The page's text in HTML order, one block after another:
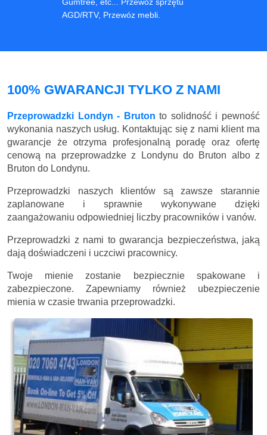
AGD/RTV, Przewóz mebli.
100% GWARANCJI TYLKO Z NAMI
Przeprowadzki Londyn - Bruton to solidność i pewność
wykonania naszych usług. Kontaktując się z nami klient ma
gwarancje że otrzyma profesjonalną poradę oraz ofertę
cenową na przeprowadzke z Londynu do Bruton albo z
Bruton do Londynu.
Przeprowadzki naszych klientów są zawsze starannie
zaplanowane i sprawnie wykonywane dzięki
zaangażowaniu odpowiedniej liczby pracowników i vanów.
Przeprowadzki z nami to gwarancja bezpieczeństwa, jaką
dają doświadczeni i uczciwi pracownicy.
Twoje mienie zostanie bezpiecznie spakowane i
zabezpieczone. Zapewniamy również ubezpieczenie
mienia w czasie trwania przeprowadzki.